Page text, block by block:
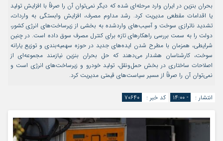
مرا به خاطر بسپار
بحران بنزین در ایران وارد مرحله‌ای شده که دیگر نمی‌توان آن را صرفاً با افزایش تولید
یا اقدامات مقطعی مدیریت کرد. رشد مداوم مصرف، افزایش وابستگی به واردات،
تشدید ناترازی سوخت و آسیب‌های واردشده به بخشی از زیرساخت‌های انرژی کشور،
دولت را به سمت بررسی راهکارهای تازه برای کنترل مصرف سوق داده است. در چنین
شرایطی، همزمان با مطرح شدن ایده‌های جدید در حوزه سهمیه‌بندی و توزیع یارانه
سوخت، کارشناسان هشدار می‌دهند که حل بحران بنزین نیازمند مجموعه‌ای از
اصلاحات ساختاری در بخش حمل‌ونقل، تولید خودرو و زیرساخت‌های انرژی است و
نمی‌توان آن را صرفاً از مسیر سیاست‌های قیمتی مدیریت کرد.
انتشار : - ۱۴:۰۰ کد خبر : ۷۰۶۴۰